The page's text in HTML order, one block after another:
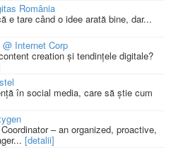
România
e tare când o idee arată bine, dar...
Internet Corp
creation și tendințele digitale?
în social media, care să știe cum
– an organized, proactive,
[detalii]